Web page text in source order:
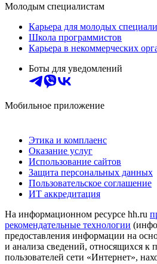
Молодым специалистам
Карьера для молодых
Школа программистов
Карьера в некоммерческих
Боты для уведомлений
Мобильное приложение
Этика и комплаенс
Оказание услуг
Использование сайтов
Защита персональных данных
Пользовательское соглашение
ИТ аккредитация
На информационном ресурсе hh.ru
рекомендательные технологии
предоставления информации на
и анализа сведений, относящихся к
пользователей сети «Интернет»,